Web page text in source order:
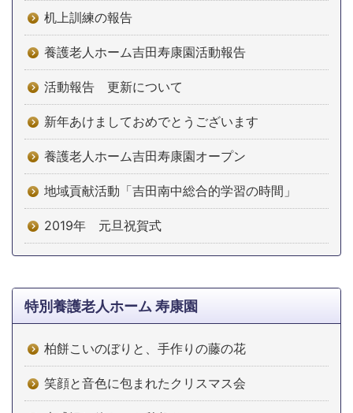
机上訓練の報告
養護老人ホーム吉田寿康園活動報告
活動報告 更新について
新年あけましておめでとうございます
養護老人ホーム吉田寿康園オープン
地域貢献活動「吉田南中総合的学習の時間」
2019年 元旦祝賀式
特別養護老人ホーム 寿康園
柏餅こいのぼりと、手作りの藤の花
笑顔と音色に包まれたクリスマス会